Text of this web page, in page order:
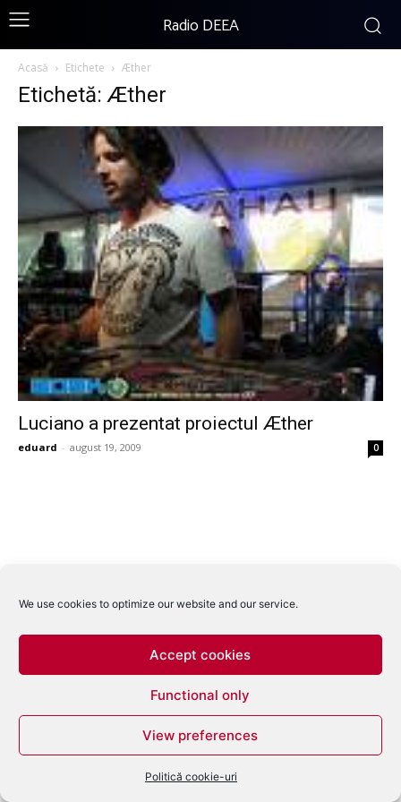
We use cookies to optimize our website and our service.
Accept cookies
Functional only
View preferences
Politică cookie-uri
Radio DEEA
Acasă Etichete Æther
Etichetă: Æther
Luciano a prezentat proiectul Æther
eduard - august 19, 2009 0